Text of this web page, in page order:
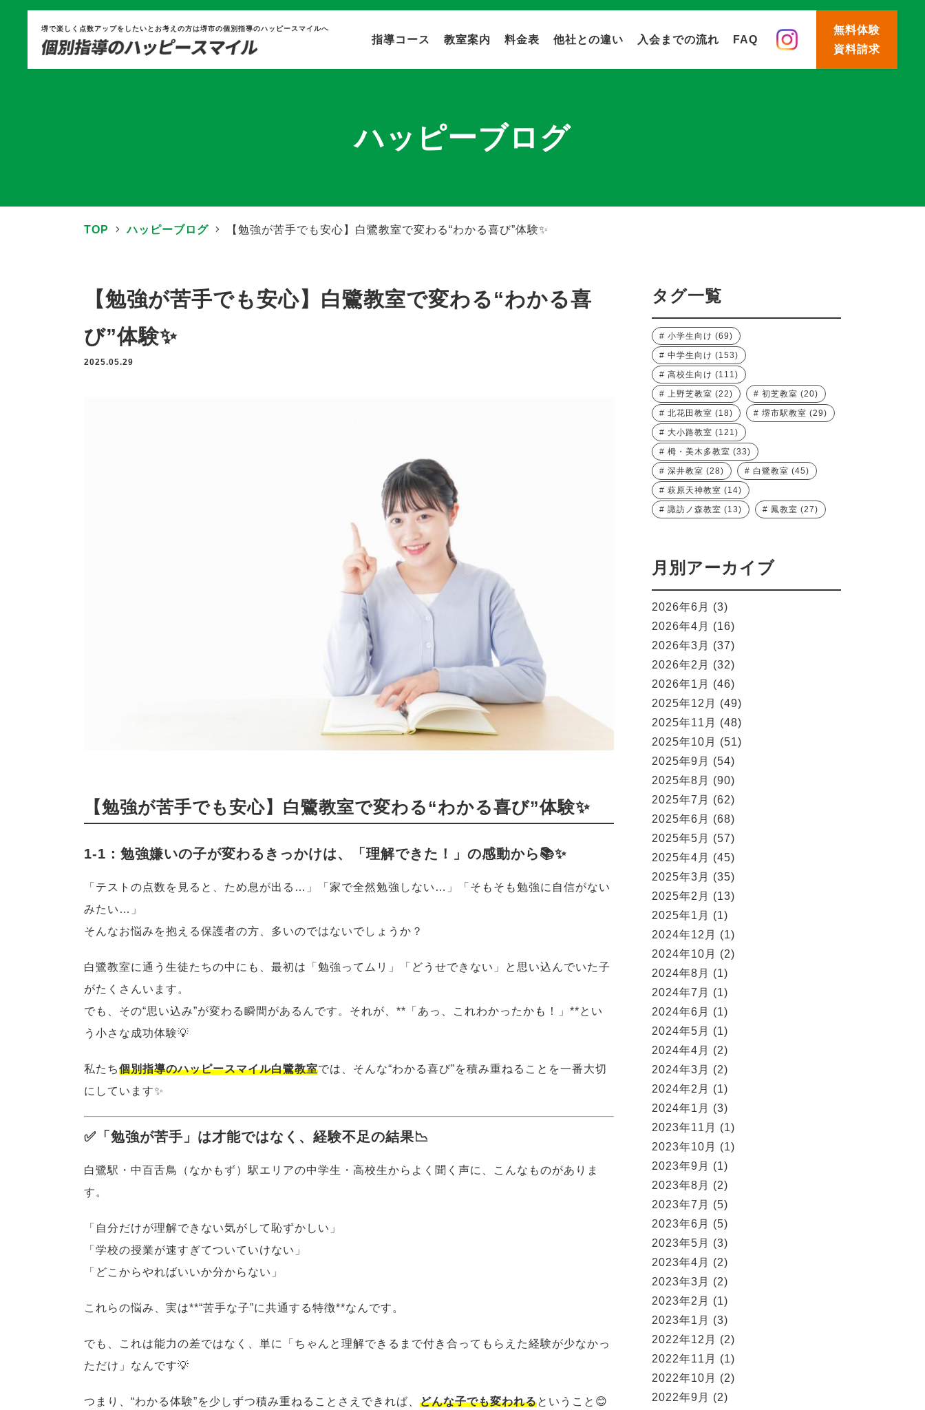
堺で楽しく点数アップをしたいとお考えの方は堺市の個別指導のハッピースマイルへ
指導コース 教室案内 料金表 他社との違い 入会までの流れ FAQ
無料体験
資料請求
ハッピーブログ
TOP ハッピーブログ 【勉強が苦手でも安心】白鷺教室で変わる“わかる喜び”体験✨
【勉強が苦手でも安心】白鷺教室で変わる“わかる喜
び”体験✨
2025.05.29
【勉強が苦手でも安心】白鷺教室で変わる“わかる喜び”体験✨
1-1：勉強嫌いの子が変わるきっかけは、「理解できた！」の感動から📚✨
「テストの点数を見ると、ため息が出る…」「家で全然勉強しない…」「そもそも勉強に自信がない
みたい…」
そんなお悩みを抱える保護者の方、多いのではないでしょうか？
白鷺教室に通う生徒たちの中にも、最初は「勉強ってムリ」「どうせできない」と思い込んでいた子
がたくさんいます。
でも、その“思い込み”が変わる瞬間があるんです。それが、**「あっ、これわかったかも！」**とい
う小さな成功体験💡
私たち個別指導のハッピースマイル白鷺教室では、そんな“わかる喜び”を積み重ねることを一番大切
にしています✨
✅「勉強が苦手」は才能ではなく、経験不足の結果📉
白鷺駅・中百舌鳥（なかもず）駅エリアの中学生・高校生からよく聞く声に、こんなものがありま
す。
「自分だけが理解できない気がして恥ずかしい」
「学校の授業が速すぎてついていけない」
「どこからやればいいか分からない」
これらの悩み、実は**“苦手な子”に共通する特徴**なんです。
でも、これは能力の差ではなく、単に「ちゃんと理解できるまで付き合ってもらえた経験が少なかっ
ただけ」なんです💡
つまり、“わかる体験”を少しずつ積み重ねることさえできれば、 どんな子でも変われるということ😊
タグ一覧
小学生向け (69)
中学生向け (153)
高校生向け (111)
上野芝教室 (22) 初芝教室 (20)
北花田教室 (18) 堺市駅教室 (29)
大小路教室 (121)
栂・美木多教室 (33)
深井教室 (28) 白鷺教室 (45)
萩原天神教室 (14)
諏訪ノ森教室 (13) 鳳教室 (27)
月別アーカイブ
2026年6月
(3)
2026年4月
(16)
2026年3月
(37)
2026年2月
(32)
2026年1月
(46)
2025年12月
(49)
2025年11月
(48)
2025年10月
(51)
2025年9月
(54)
2025年8月
(90)
2025年7月
(62)
2025年6月
(68)
2025年5月
(57)
2025年4月
(45)
2025年3月
(35)
2025年2月
(13)
2025年1月
(1)
2024年12月
(1)
2024年10月
(2)
2024年8月
(1)
2024年7月
(1)
2024年6月
(1)
2024年5月
(1)
2024年4月
(2)
2024年3月
(2)
2024年2月
(1)
2024年1月
(3)
2023年11月
(1)
2023年10月
(1)
2023年9月
(1)
2023年8月
(2)
2023年7月
(5)
2023年6月
(5)
2023年5月
(3)
2023年4月
(2)
2023年3月
(2)
2023年2月
(1)
2023年1月
(3)
2022年12月
(2)
2022年11月
(1)
2022年10月
(2)
2022年9月
(2)